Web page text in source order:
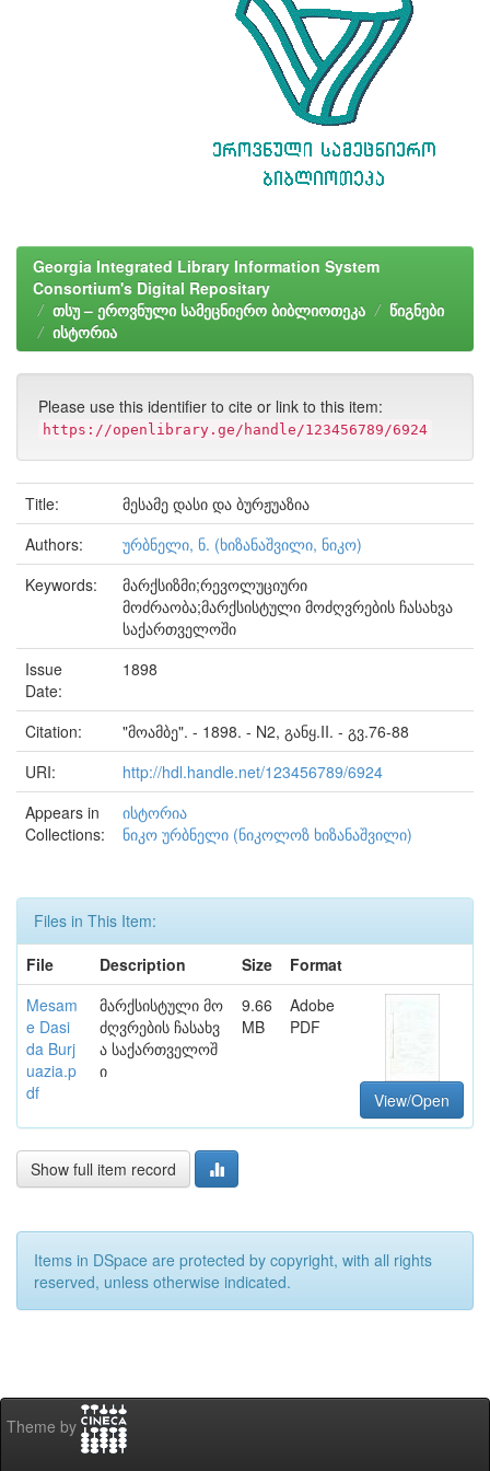
Georgia Integrated Library Information System
Consortium's Digital Repositary
თსუ – ეროვნული სამეცნიერო ბიბლიოთეკა
წიგნები
ისტორია
Please use this identifier to cite or link to this item:
https://openlibrary.ge/handle/123456789/6924
Title:
მესამე დასი და ბურჟუაზია
Authors:
ურბნელი, ნ. (ხიზანაშვილი, ნიკო)
Keywords:
მარქსიზმი;რევოლუციური
მოძრაობა;მარქსისტული მოძღვრების ჩასახვა
საქართველოში
Issue
Date:
1898
Citation:
"მოამბე". - 1898. - N2, განყ.II. - გვ.76-88
URI:
http://hdl.handle.net/123456789/6924
Appears in
Collections:
ისტორია
ნიკო ურბნელი (ნიკოლოზ ხიზანაშვილი)
Files in This Item:
File
Description Size
Format
Mesam
e Dasi
da Burj
uazia.p
df
მარქსისტული მო
ძღვრების ჩასახვ
ა საქართველოშ
ი
9.66
MB
Adobe
PDF
View/Open
Show full item record
Items in DSpace are protected by copyright, with all rights
reserved, unless otherwise indicated.
Theme by